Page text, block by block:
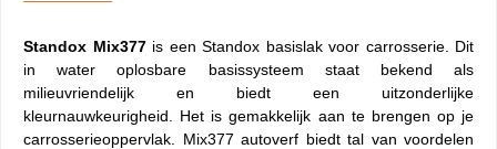
Standox Mix377is een Standox basislak voor carrosserie. Dit
in water oplosbare basissysteem staat bekend als
milieuvriendelijk en biedt een uitzonderlijke
kleurnauwkeurigheid. Het is gemakkelijk aan te brengen op je
carrosserieoppervlak. Mix377 autoverf biedt tal van voordelen